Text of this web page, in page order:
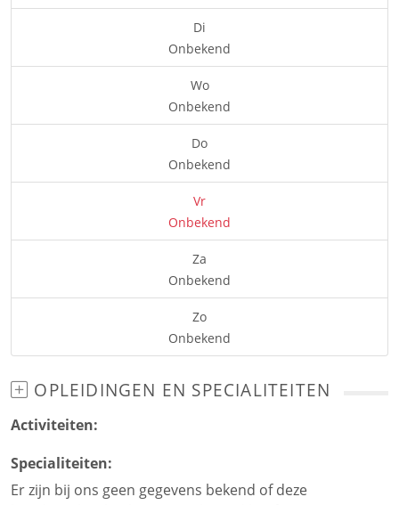
Di
Onbekend
Wo
Onbekend
Do
Onbekend
Vr
Onbekend
Za
Onbekend
Zo
Onbekend
OPLEIDINGEN EN SPECIALITEITEN
Activiteiten:
Specialiteiten:
Er zijn bij ons geen gegevens bekend of deze